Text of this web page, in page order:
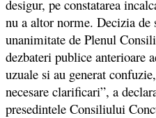
desigur, pe constatarea
nu a altor norme. Decizia de
unanimitate de Plenul
dezbateri publice anterioare
uzuale si au generat
necesare clarificari”, a
presedintele Consiliului